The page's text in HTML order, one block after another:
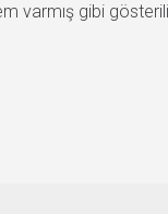
varmış gibi